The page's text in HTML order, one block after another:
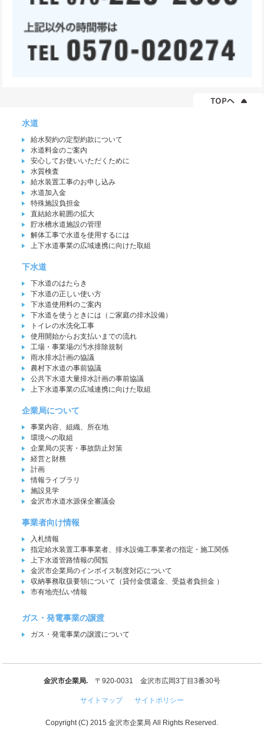
水道
給水契約の定型約款について
水道料金のご案内
安心してお使いいただくために
水質検査
給水装置工事のお申し込み
水道加入金
特殊施設負担金
直結給水範囲の拡大
貯水槽水道施設の管理
解体工事で水道を使用するには
上下水道事業の広域連携に向けた取組
下水道
下水道のはたらき
下水道の正しい使い方
下水道使用料のご案内
下水道を使うときには（ご家庭の排水設備）
トイレの水洗化工事
使用開始からお支払いまでの流れ
工場・事業場の汚水排除規制
雨水排水計画の協議
農村下水道の事前協議
公共下水道大量排水計画の事前協議
上下水道事業の広域連携に向けた取組
企業局について
事業内容、組織、所在地
環境への取組
企業局の災害・事故防止対策
経営と財務
計画
情報ライブラリ
施設見学
金沢市水道水源保全審議会
事業者向け情報
入札情報
指定給水装置工事事業者、排水設備工事業者の指定・施工関係
上下水道管路情報の閲覧
金沢市企業局のインボイス制度対応について
収納事務取扱要領について（貸付金償還金、受益者負担金 ）
市有地売払い情報
ガス・発電事業の譲渡
ガス・発電事業の譲渡について
金沢市企業局.〒920-0031 金沢市広岡3丁目3番30号
サイトマップ サイトポリシー
Copyright (C) 2015 金沢市企業局 All Rights Reserved.